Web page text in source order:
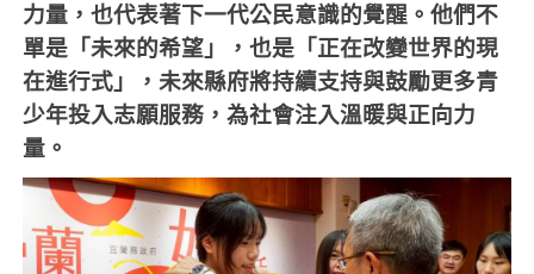
力量，也代表著下一代公民意識的覺醒。他們不
單是「未來的希望」，也是「正在改變世界的現
在進行式」，未來縣府將持續支持與鼓勵更多青
少年投入志願服務，為社會注入溫暖與正向力
量。